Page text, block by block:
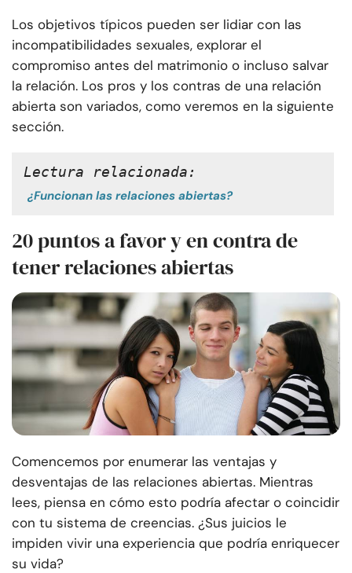
Los objetivos típicos pueden ser lidiar con las
incompatibilidades sexuales, explorar el
compromiso antes del matrimonio o incluso salvar
la relación. Los pros y los contras de una relación
abierta son variados, como veremos en la siguiente
sección.
Lectura relacionada:
¿Funcionan las relaciones abiertas?
20 puntos a favor y en contra de
tener relaciones abiertas
Comencemos por enumerar las ventajas y
desventajas de las relaciones abiertas. Mientras
lees, piensa en cómo esto podría afectar o coincidir
con tu sistema de creencias. ¿Sus juicios le
impiden vivir una experiencia que podría enriquecer
su vida?